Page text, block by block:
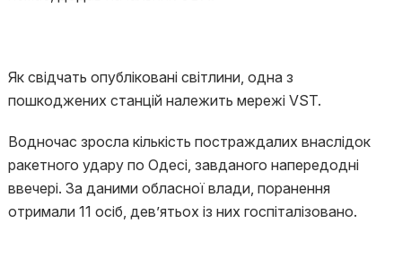
Як свідчать опубліковані світлини, одна з
пошкоджених станцій належить мережі VST.
Водночас зросла кількість постраждалих внаслідок
ракетного удару по Одесі, завданого напередодні
ввечері. За даними обласної влади, поранення
отримали 11 осіб, дев’ятьох із них госпіталізовано.